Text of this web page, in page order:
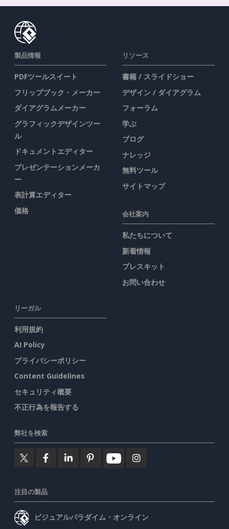
製品情報
PDFツールスイート
フリップブック・メーカー
ダイアグラムメーカー
グラフィックデザインツー
ル
ドキュメントエディター
プレゼンテーションメーカ
ー
表計算エディター
価格
リソース
書籍 / スライドショー
デザイン / ダイアグラム
フォーラム
学ぶ
ブログ
ナレッジ
無料ツール
サイトマップ
会社案内
私たちについて
新着情報
プレスキット
お問い合わせ
リーガル
利用規約
AI Policy
プライバシーポリシー
Content Guidelines
セキュリティ概要
不正行為を報告する
弊社を検索
注目の製品
ビジュアルパラダイム・オンライン